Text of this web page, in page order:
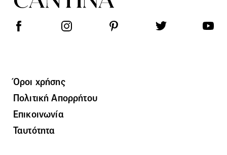
Όροι χρήσης
Πολιτική Απορρήτου
Επικοινωνία
Ταυτότητα